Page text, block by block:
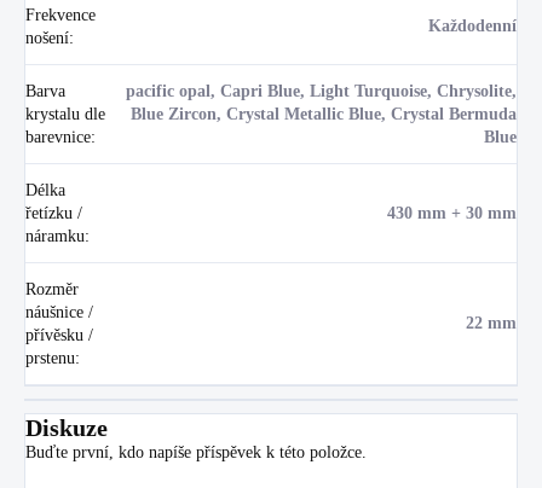
Frekvence
nošení:
Každodenní
Barva
krystalu dle
barevnice:
pacific opal, Capri Blue, Light Turquoise, Chrysolite,
Blue Zircon, Crystal Metallic Blue, Crystal Bermuda
Blue
Délka
řetízku /
náramku:
430 mm + 30 mm
Rozměr
náušnice /
přívěsku /
prstenu:
22 mm
Diskuze
Buďte první, kdo napíše příspěvek k této položce.